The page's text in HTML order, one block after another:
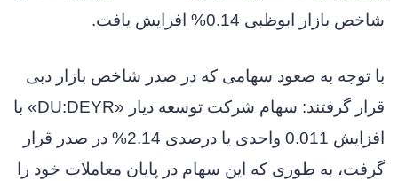
شاخص بازار ابوظبی 0.14% افزایش یافت.
با توجه به صعود سهامی که در صدر شاخص بازار دبی
قرار گرفتند: سهام شرکت توسعه دیار «DU:DEYR» با
افزایش 0.011 واحدی یا درصدی 2.14% در صدر قرار
گرفت، به طوری که این سهام در پایان معاملات خود را